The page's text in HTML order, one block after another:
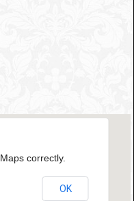
correctly.
OK